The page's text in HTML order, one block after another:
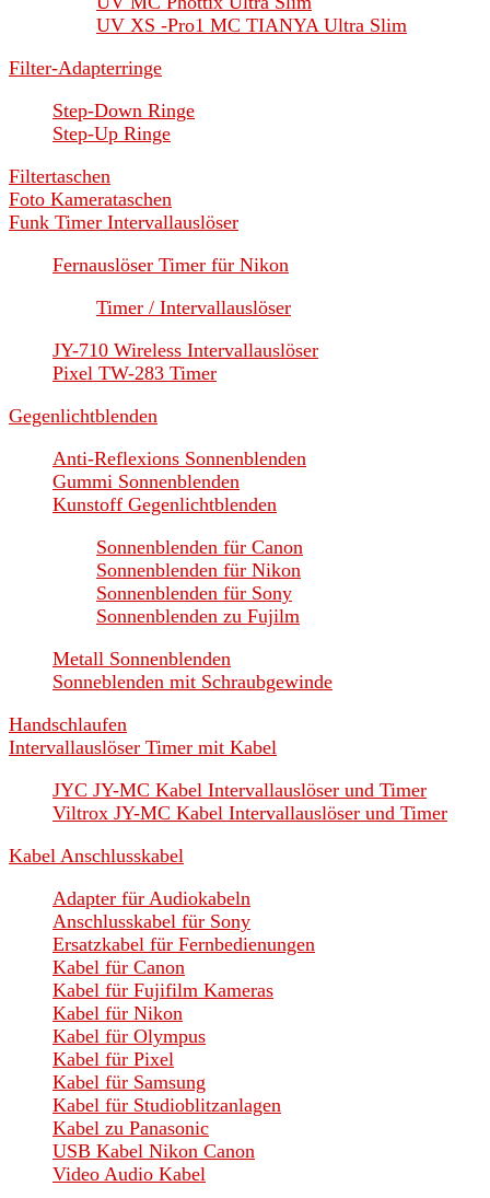
UV XS -Pro1 MC TIANYA Ultra Slim
Filter-Adapterringe
Step-Down Ringe
Step-Up Ringe
Filtertaschen
Foto Kamerataschen
Funk Timer Intervallauslöser
Fernauslöser Timer für Nikon
Timer / Intervallauslöser
JY-710 Wireless Intervallauslöser
Pixel TW-283 Timer
Gegenlichtblenden
Anti-Reflexions Sonnenblenden
Gummi Sonnenblenden
Kunstoff Gegenlichtblenden
Sonnenblenden für Canon
Sonnenblenden für Nikon
Sonnenblenden für Sony
Sonnenblenden zu Fujilm
Metall Sonnenblenden
Sonneblenden mit Schraubgewinde
Handschlaufen
Intervallauslöser Timer mit Kabel
JYC JY-MC Kabel Intervallauslöser und Timer
Viltrox JY-MC Kabel Intervallauslöser und Timer
Kabel Anschlusskabel
Adapter für Audiokabeln
Anschlusskabel für Sony
Ersatzkabel für Fernbedienungen
Kabel für Canon
Kabel für Fujifilm Kameras
Kabel für Nikon
Kabel für Olympus
Kabel für Pixel
Kabel für Samsung
Kabel für Studioblitzanlagen
Kabel zu Panasonic
USB Kabel Nikon Canon
Video Audio Kabel